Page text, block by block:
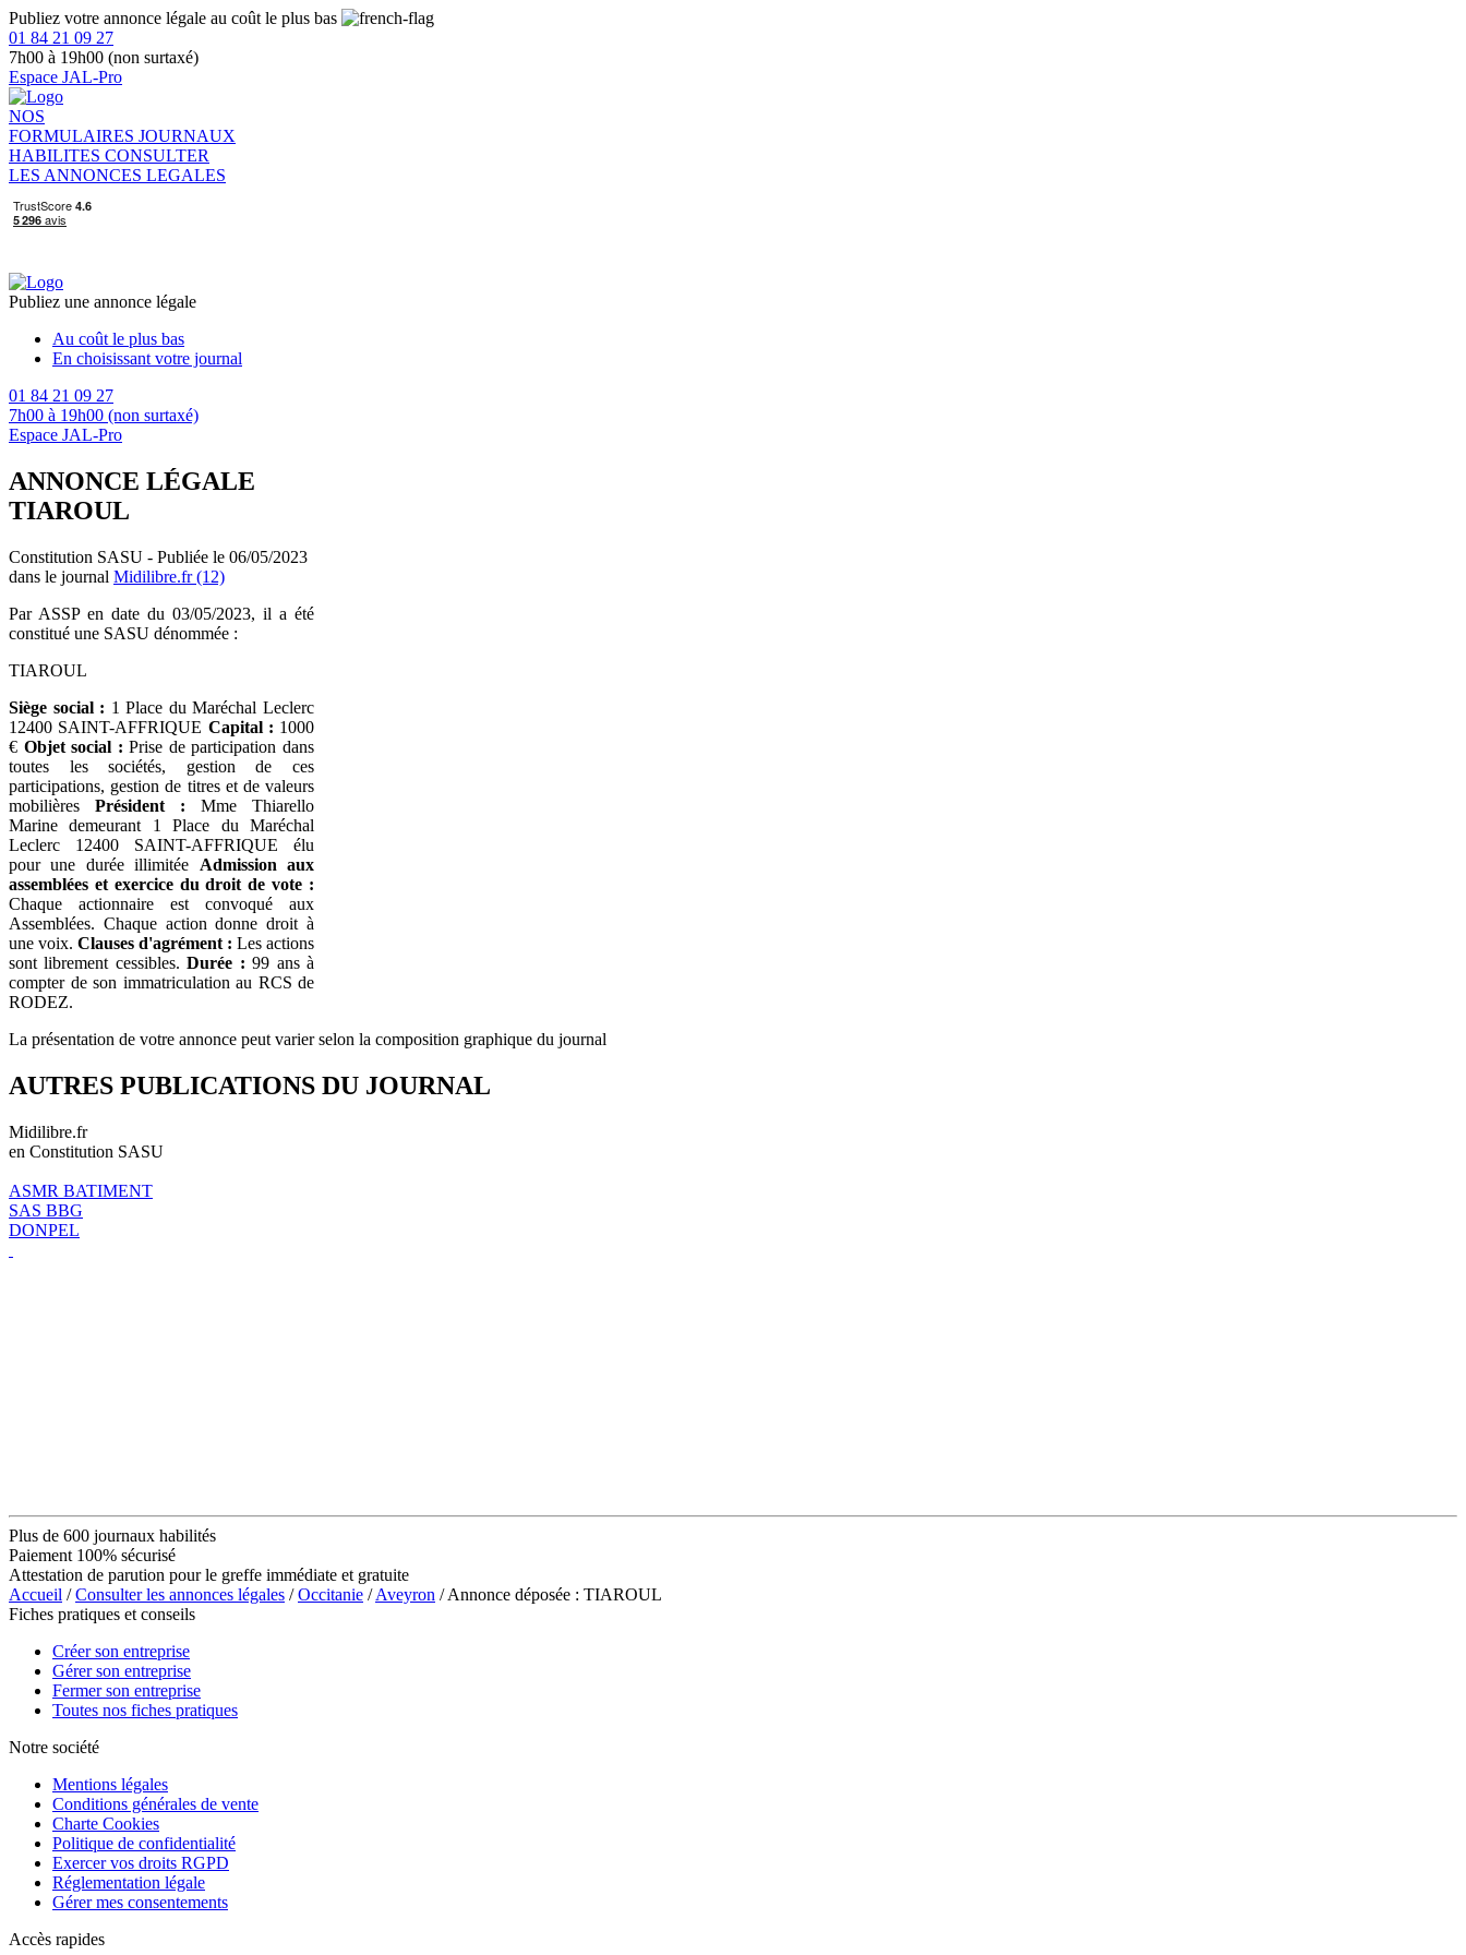
Publiez votre annonce légale au coût le plus bas
01 84 21 09 27
7h00 à 19h00 (non surtaxé)
Espace JAL-Pro
NOS
FORMULAIRES JOURNAUX
HABILITES CONSULTER
LES ANNONCES LEGALES
Publiez une annonce légale
Au coût le plus bas
En choisissant votre journal
01 84 21 09 27
7h00 à 19h00 (non surtaxé)
Espace JAL-Pro
ANNONCE LÉGALE
TIAROUL
Constitution SASU - Publiée le 06/05/2023
dans le journal Midilibre.fr (12)
Par ASSP en date du 03/05/2023, il a été
constitué une SASU dénommée :
TIAROUL
Siège social : 1 Place du Maréchal Leclerc
12400 SAINT-AFFRIQUE Capital : 1000
€ Objet social : Prise de participation dans
toutes les sociétés, gestion de ces
participations, gestion de titres et de valeurs
mobilières Président : Mme Thiarello
Marine demeurant 1 Place du Maréchal
Leclerc 12400 SAINT-AFFRIQUE élu
pour une durée illimitée Admission aux
assemblées et exercice du droit de vote :
Chaque actionnaire est convoqué aux
Assemblées. Chaque action donne droit à
une voix. Clauses d'agrément : Les actions
sont librement cessibles.Durée : 99 ans à
compter de son immatriculation au RCS de
RODEZ.
La présentation de votre annonce peut varier selon la composition graphique du journal
AUTRES PUBLICATIONS DU JOURNAL
Midilibre.fr
en Constitution SASU
ASMR BATIMENT
SAS BBG
DONPEL
Plus de 600 journaux habilités
Paiement 100% sécurisé
Attestation de parution pour le greffe immédiate et gratuite
Accueil /Consulter les annonces légales /Occitanie /Aveyron / Annonce déposée : TIAROUL
Fiches pratiques et conseils
Créer son entreprise
Gérer son entreprise
Fermer son entreprise
Toutes nos fiches pratiques
Notre société
Mentions légales
Conditions générales de vente
Charte Cookies
Politique de confidentialité
Exercer vos droits RGPD
Réglementation légale
Gérer mes consentements
Accès rapides